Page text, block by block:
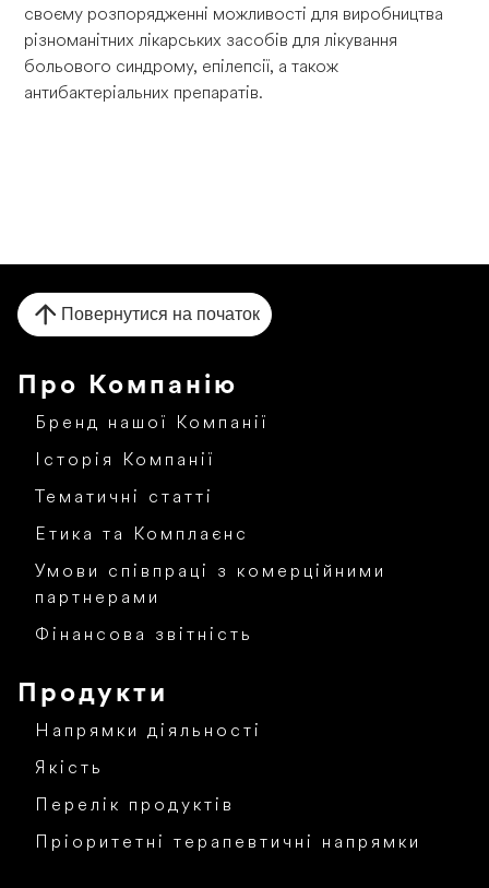
своєму розпорядженні можливості для виробництва
різноманітних лікарських засобів для лікування
больового синдрому, епілепсії, а також
антибактеріальних препаратів.
Про Компанію
Бренд нашої Компанії
Історія Компанії
Тематичні статті
Етика та Комплаєнс
Умови співпраці з комерційними
партнерами
Фінансова звітність
Продукти
Напрямки діяльності
Якість
Перелік продуктів
Пріоритетні терапевтичні напрямки
Повернутися на початок